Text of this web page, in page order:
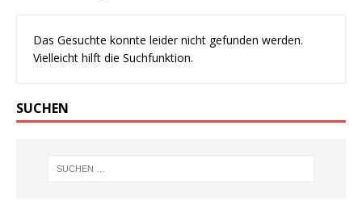
Das Gesuchte konnte leider nicht gefunden werden.
Vielleicht hilft die Suchfunktion.
SUCHEN